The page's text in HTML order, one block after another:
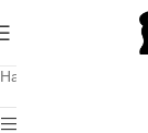
Начало